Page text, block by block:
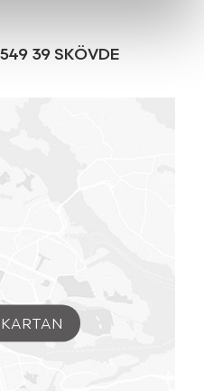
549 39 SKÖVDE